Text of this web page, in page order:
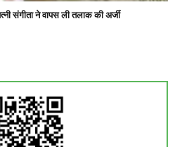
संगीता ने वापस ली तलाक की अर्जी